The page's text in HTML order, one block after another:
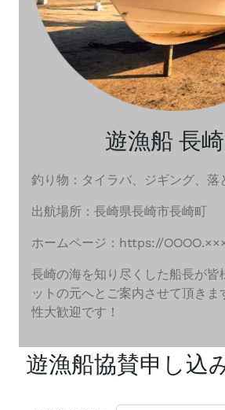
遊漁船 長
釣り物：タイラバ、ジギング、落
出航場所：長崎県長崎市長崎町
ホームページ：https://
長崎の海を知り尽くした船長が皆
ットの元へとご案内させて頂き
性大歓迎です！
遊漁船協賛申し込